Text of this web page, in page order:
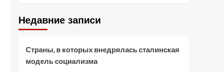
Недавние записи
Страны, в которых внедрялась сталинская
модель социализма